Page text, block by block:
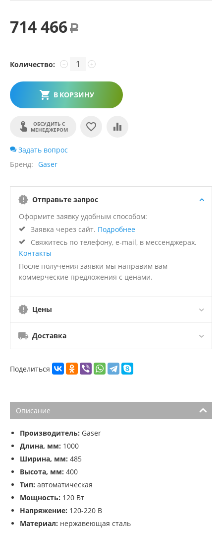
714 466 Р
Количество: +
−
В КОРЗИНУ
ОБСУДИТЬ С
МЕНЕДЖЕРОМ
Задать вопрос
Бренд
Gaser
Отправьте запрос
Оформите заявку удобным способом:
Заявка через сайт. Подробнее
Свяжитесь по телефону, e-mail, в мессенджерах.
Контакты
После получения заявки мы направим вам
коммерческие предложения с ценами.
Цены
Доставка
Поделиться
Описание
Производитель: Gaser
Длина, мм: 1000
Ширина, мм: 485
Высота, мм: 400
Тип: автоматическая
Мощность: 120 Вт
Напряжение: 120-220 В
Материал: нержавеющая сталь